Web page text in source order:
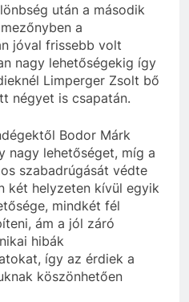
után a második
a
jóval frissebb volt
nagy lehetőségekig így
Limperger Zsolt bő
négyet is csapatán.
Bodor Márk
nagy lehetőséget, míg a
szabadrúgását védte
két helyzeten kívül egyik
mindkét fél
ám a jól záró
hibák
így az érdiek a
köszönhetően